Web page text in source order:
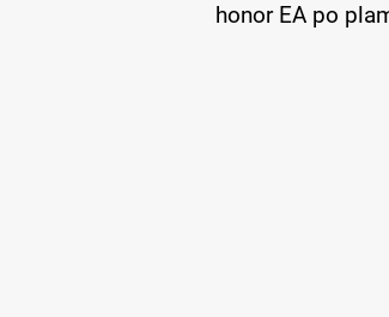
honor EA po